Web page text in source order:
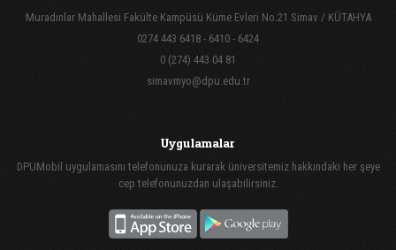
Muradınlar Mahallesi Fakülte Kampüsü Küme Evleri No.21 Simav / KÜTAHYA
0274 443 6418 - 6410 - 6424
0 (274) 443 04 81
simavmyo@dpu.edu.tr
Uygulamalar
DPUMobil uygulamasını telefonunuza kurarak üniversitemiz hakkındaki her şeye
cep telefonunuzdan ulaşabilirsiniz.